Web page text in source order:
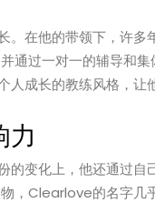
在他的带领下，许多
通过一对一的辅导和
成长的教练风格，让
力
变化上，他还通过自
，Clearlove的名字几